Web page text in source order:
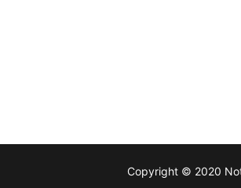
Copyright © 2020